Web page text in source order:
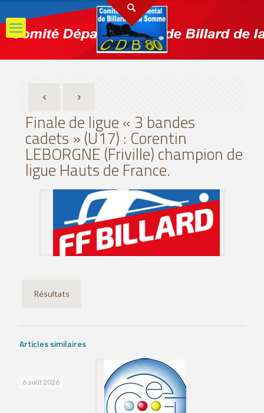
Finale de ligue « 3 bandes
cadets » (U17) : Corentin
LEBORGNE (Friville) champion de
ligue Hauts de France.
Résultats
Articles similaires
6 août 2026